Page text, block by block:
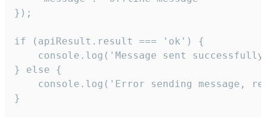
});
if (apiResult.result === 'ok') {
console.log('Message sent
} else {
console.log('Error sending message,
}